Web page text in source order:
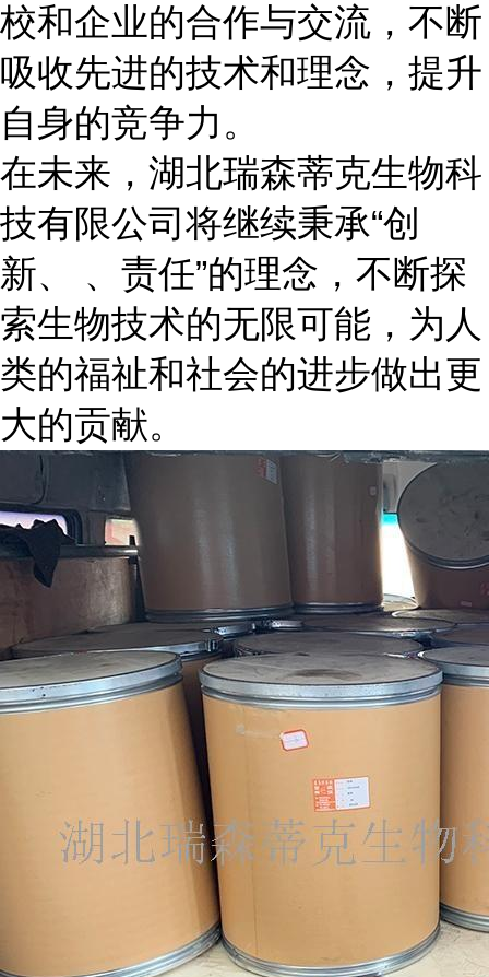
校和企业的合作与交流，不断
吸收先进的技术和理念，提升
自身的竞争力。
在未来，湖北瑞森蒂克生物科
技有限公司将继续秉承“创
新、 、责任”的理念，不断探
索生物技术的无限可能，为人
类的福祉和社会的进步做出更
大的贡献。